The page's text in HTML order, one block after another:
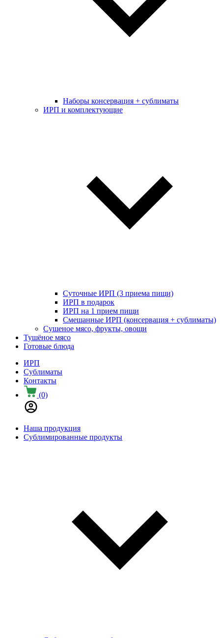
Наборы консервация + сублиматы
ИРП и комплектующие
Суточные ИРП (3 приема пищи)
ИРП в подарок
ИРП на 1 прием пищи
Смешанные ИРП (консервация + сублиматы)
Сушеное мясо, фрукты, овощи
Тушёное мясо
Готовые блюда
ИРП
Сублиматы
Контакты
(0)
Наша продукция
Сублимированные продукты